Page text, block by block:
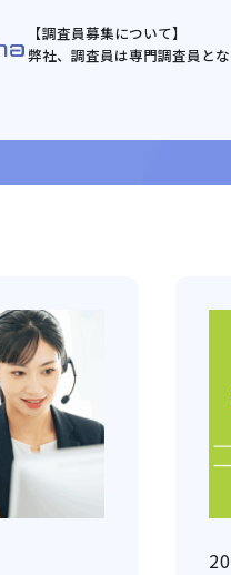
【調査員募集について】
弊社、調査員は専門調査員と